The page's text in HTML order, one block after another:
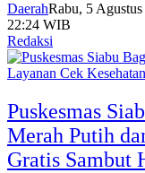
DaerahRabu, 5
22:24 WIB
Redaksi
Puskesmas
Merah Putih
Gratis Sambut